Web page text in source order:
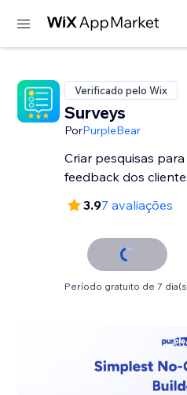
Verificado pelo Wix
Surveys
PorPurpleBear
Criar pesquisas
feedback dos
3.97 avaliações
Período gratuito de 7